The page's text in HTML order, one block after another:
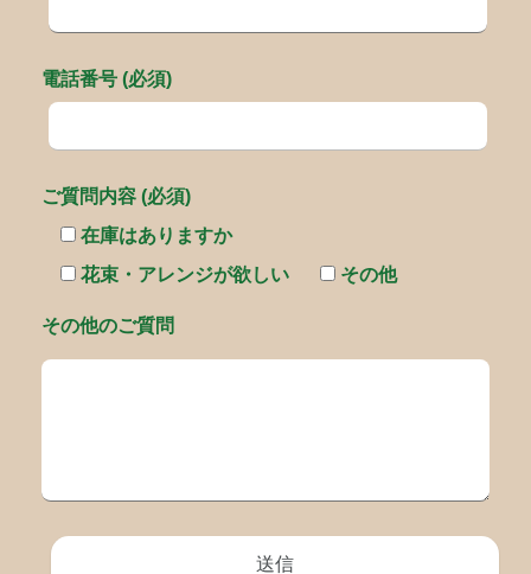
電話番号 (必須)
ご質問内容 (必須)
在庫はありますか
花束・アレンジが欲しい
その他
その他のご質問